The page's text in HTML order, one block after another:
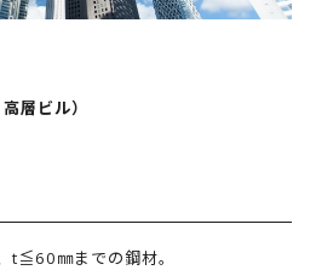
層ビル）
t≦60㎜までの鋼材。